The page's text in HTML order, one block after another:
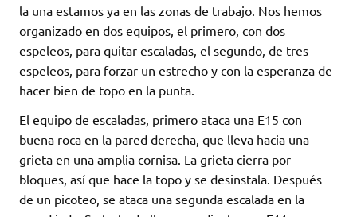
la una estamos ya en las zonas de trabajo. Nos hemos
organizado en dos equipos, el primero, con dos
espeleos, para quitar escaladas, el segundo, de tres
espeleos, para forzar un estrecho y con la esperanza de
hacer bien de topo en la punta.
El equipo de escaladas, primero ataca una E15 con
buena roca en la pared derecha, que lleva hacia una
grieta en una amplia cornisa. La grieta cierra por
bloques, así que hace la topo y se desinstala. Después
de un picoteo, se ataca una segunda escalada en la